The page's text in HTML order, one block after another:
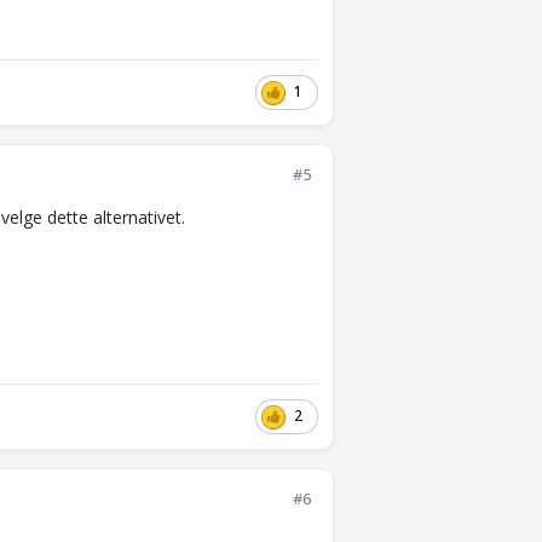
1
#5
dette alternativet.
2
#6